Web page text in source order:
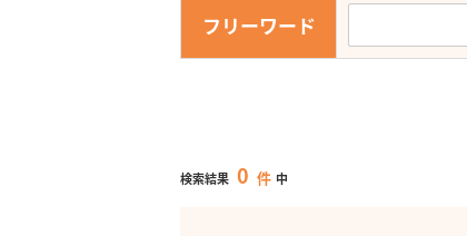
フリーワード
検索結果 0 件 中